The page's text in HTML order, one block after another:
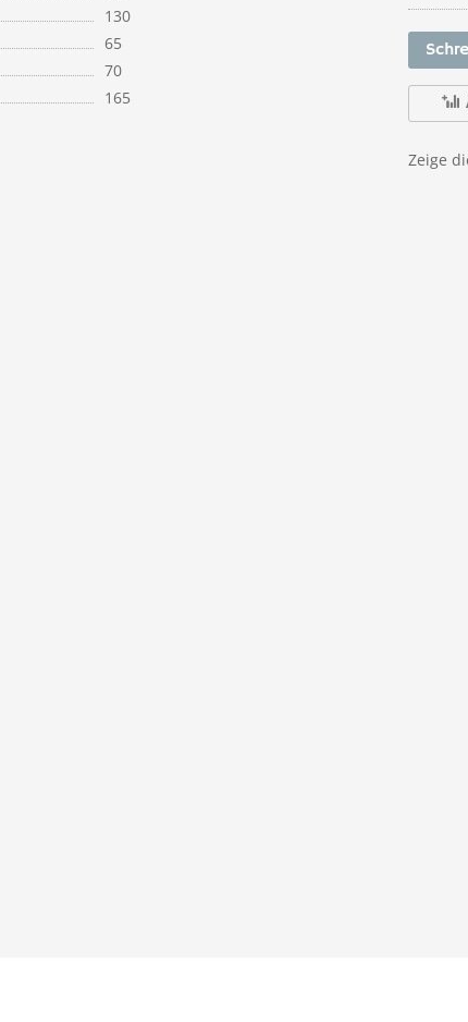
Zeige
130
65
70
165